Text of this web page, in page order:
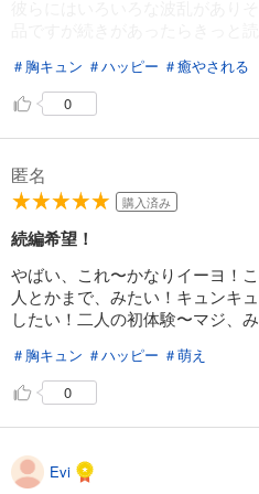
＃胸キュン ＃ハッピー ＃癒やされる
0
匿名
購入済み
続編希望！
やばい、これ〜かなりイーヨ！
人とかまで、みたい！キュンキ
したい！二人の初体験〜マジ、
＃胸キュン ＃ハッピー ＃萌え
0
Evi